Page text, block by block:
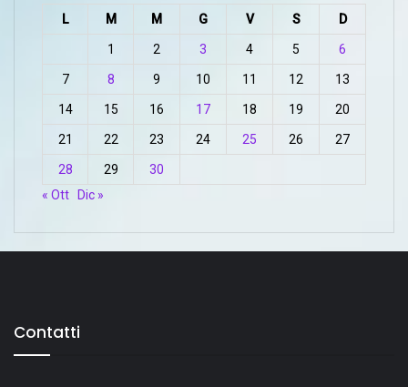
L M M G V S D
1 2 3 4 5 6
7 8 9 10 11 12 13
14 15 16 17 18 19 20
21 22 23 24 25 26 27
28 29
30
« Ott
Dic »
Contatti